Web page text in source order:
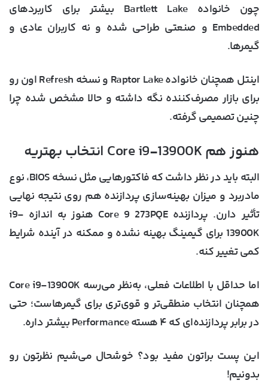
چون خانواده Bartlett Lake بیشتر برای کاربردهای
Embedded و صنعتی طراحی شده و نه کاربران عادی و
گیمرها.
اینتل همچنان خانواده Raptor Lake و نسخه Refresh اون رو
برای بازار مصرف‌کننده نگه داشته و حالا مشخص شده چرا
چنین تصمیمی گرفته.
هنوز هم Core i9-13900K انتخاب بهتریه
البته باید در نظر داشت که فاکتورهایی مثل نسخه BIOS، نوع
مادربرد و میزان بهینه‌سازی پردازنده هم روی نتیجه نهایی
تأثیر دارن. پردازنده Core 9 273PQE هنوز به اندازه i9-
13900K برای گیمینگ بهینه نشده و ممکنه در آینده شرایط
کمی تغییر کنه.
اما حداقل با اطلاعات فعلی، به‌نظر می‌رسه Core i9-13900K
همچنان انتخاب منطقی‌تر و قوی‌تری برای گیمرهاست؛ حتی
در برابر پردازنده‌ای که ۴ هسته Performance بیشتر داره.
این پست براتون مفید بود؟ خوشحال می‌شیم نظرتون رو
بدونیم!